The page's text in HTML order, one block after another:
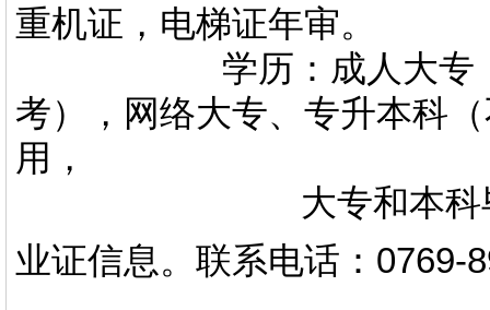
重机证，电梯证年审。
学历：成人大专，专
考），网络大专、专升本科
用，
大专和本科毕业证
业证信息。 联系电话 ： 0769-